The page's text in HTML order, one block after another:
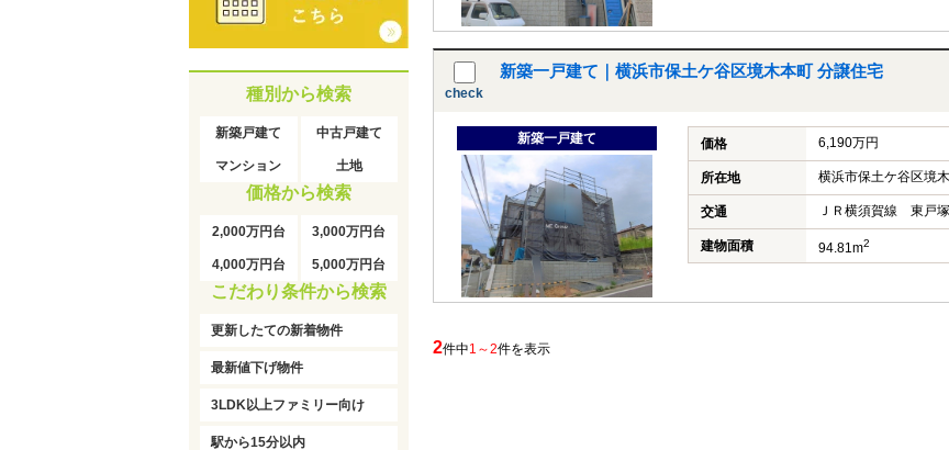
check
新築一戸建て｜横浜市保土ケ谷区境木本町 分譲住宅
新築一戸建て 価格 6,190万円
所在地 横浜市保土ケ谷区境
交通 ＪＲ横須賀線 東戸
建物面積 94.81m2
2件中1～2件を表示
種別から検索
新築戸建て 中古戸建て
マンション 土地
価格から検索
2,000万円台 3,000万円台
4,000万円台 5,000万円台
こだわり条件から検索
更新したての新着物件
最新値下げ物件
3LDK以上ファミリー向け
駅から15分以内